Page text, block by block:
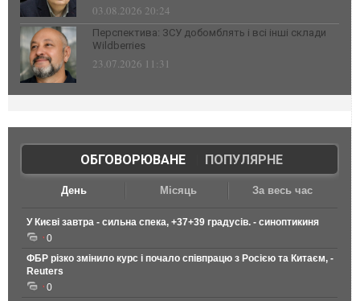
03.08.2026 20:24
Перспектива: ЗСУ добомблять і всі інші склади
Wildberries
23.07.2026 11:31
ОБГОВОРЮВАНЕ| ПОПУЛЯРНЕ
День Місяць За весь час
У Києві завтра - сильна спека, +37+39 градусів. - синоптикиня
0
ФБР різко змінило курс і почало співпрацю з Росією та Китаєм, -
Reuters
0